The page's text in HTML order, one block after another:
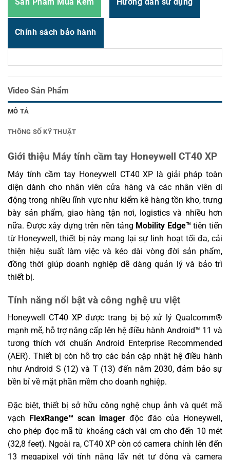
Sản Phẩm Mua Kèm Hướng dẫn sử dụng
Chính sách bảo hành
Video Sản Phẩm
MÔ TẢ
THÔNG SỐ KỸ THUẬT
Giới thiệu Máy tính cầm tay Honeywell CT40 XP
Máy tính cầm tay Honeywell CT40 XP là giải pháp toàn
diện dành cho nhân viên cửa hàng và các nhân viên di
động trong nhiều lĩnh vực như kiểm kê hàng tồn kho, trưng
bày sản phẩm, giao hàng tận nơi, logistics và nhiều hơn
nữa. Được xây dựng trên nền tảng Mobility Edge™ tiên tiến
từ Honeywell, thiết bị này mang lại sự linh hoạt tối đa, cải
thiện hiệu suất làm việc và kéo dài vòng đời sản phẩm,
đồng thời giúp doanh nghiệp dễ dàng quản lý và bảo trì
thiết bị.
Tính năng nổi bật và công nghệ ưu việt
Honeywell CT40 XP được trang bị bộ xử lý Qualcomm®
mạnh mẽ, hỗ trợ nâng cấp lên hệ điều hành Android™ 11 và
tương thích với chuẩn Android Enterprise Recommended
(AER). Thiết bị còn hỗ trợ các bản cập nhật hệ điều hành
như Android S (12) và T (13) đến năm 2030, đảm bảo sự
bền bỉ về mặt phần mềm cho doanh nghiệp.
Đặc biệt, thiết bị sở hữu công nghệ chụp ảnh và quét mã
vạch FlexRange™ scan imager độc đáo của Honeywell,
cho phép đọc mã từ khoảng cách vài cm cho đến 10 mét
(32,8 feet). Ngoài ra, CT40 XP còn có camera chính lên đến
13 megapixel với tính năng lấy nét tự động và camera